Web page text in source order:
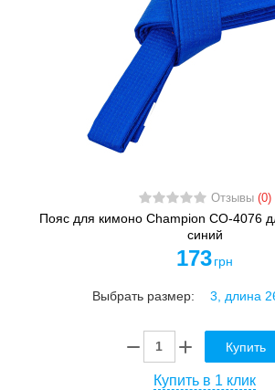
Отзывы (0)
Пояс для кимоно Champion CO-4076
синий
173 грн
Выбрать размер:
Купить
Купить в 1 клик